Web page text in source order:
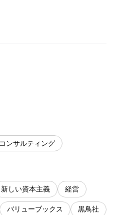
ンサルティング
新しい資本主義 経営
バリューブックス 黒鳥社